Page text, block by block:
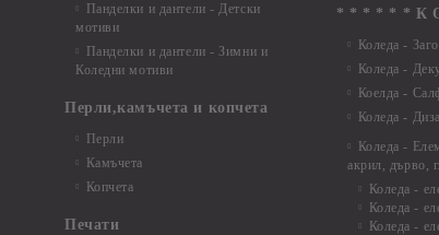
Панделки и дантели - Детски
мотиви
Панделки и дантели - Зимни и
Коледни мотиви
Перли,камъчета и копчета
Перли
Камъчета
Копчета
Печати
* * * * * * К
Коледа -
Коледа -
Коелда -
Коледа -
Коледа -
акрил, дърво,
Коледа -
Коледа -
Коледа -